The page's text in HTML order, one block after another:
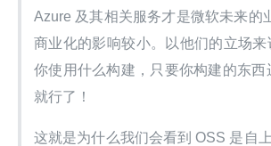
Azure 及其相关服务才是微软未来的
商业化的影响较小。以他们的立场
你使用什么构建，只要你构建的东西
就行了！
这就是为什么我们会看到 OSS 是自